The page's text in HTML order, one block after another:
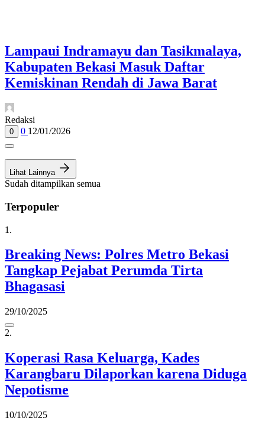
Lampaui Indramayu dan Tasikmalaya,
Kabupaten Bekasi Masuk Daftar
Kemiskinan Rendah di Jawa Barat
Redaksi
0 0 12/01/2026
Lihat Lainnya
Sudah ditampilkan semua
Terpopuler
1.
Breaking News: Polres Metro Bekasi
Tangkap Pejabat Perumda Tirta
Bhagasasi
29/10/2025
2.
Koperasi Rasa Keluarga, Kades
Karangbaru Dilaporkan karena Diduga
Nepotisme
10/10/2025